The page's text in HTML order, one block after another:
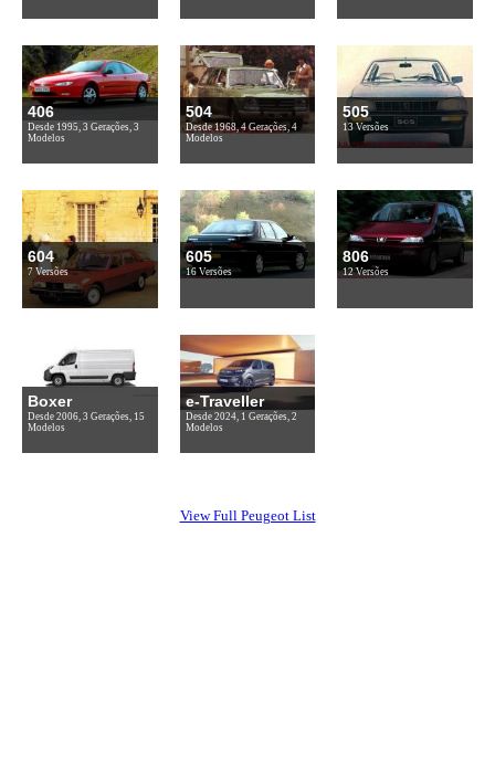
406
Desde 1995, 3 Gerações, 3
Modelos
504
Desde 1968, 4 Gerações, 4
Modelos
505
13 Versões
604
7 Versões
605
16 Versões
806
12 Versões
Boxer
Desde 2006, 3 Gerações, 15
Modelos
e-Traveller
Desde 2024, 1 Gerações, 2
Modelos
View Full Peugeot List